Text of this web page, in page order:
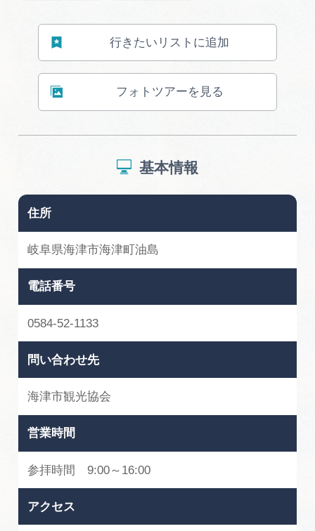
フォトライブラリー
動画ライブラリー
お問い合わせ
広告掲載
サイトポリシー
行きたいリストに追加
フォトツアーを見る
基本情報
住所
岐阜県海津市海津町油島
電話番号
0584-52-1133
問い合わせ先
海津市観光協会
営業時間
参拝時間 9:00～16:00
アクセス